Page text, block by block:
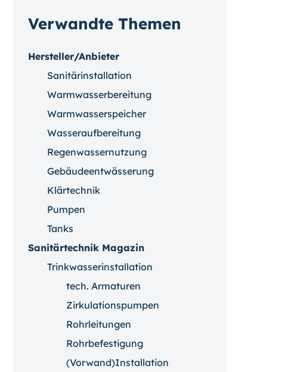
Verwandte Themen
Hersteller/Anbieter
Sanitärinstallation
Warmwasserbereitung
Warmwasserspeicher
Wasseraufbereitung
Regenwassernutzung
Gebäudeentwässerung
Klärtechnik
Pumpen
Tanks
Sanitärtechnik Magazin
Trinkwasserinstallation
tech. Armaturen
Zirkulationspumpen
Rohrleitungen
Rohrbefestigung
(Vorwand)Installation